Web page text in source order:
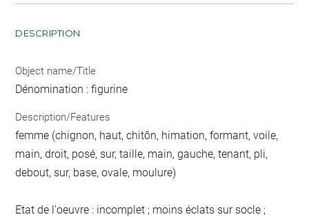
DESCRIPTION
Object name/Title
Dénomination : figurine
Description/Features
femme (chignon, haut, chitôn, himation, formant, voile,
main, droit, posé, sur, taille, main, gauche, tenant, pli,
debout, sur, base, ovale, moulure)
Etat de l'oeuvre : incomplet ; moins éclats sur socle ;